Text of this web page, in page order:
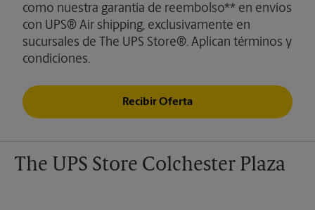
como nuestra garantía de reembolso** en envíos
con UPS® Air shipping, exclusivamente en
sucursales de The UPS Store®. Aplican términos y
condiciones.
Recibir Oferta
The UPS Store Colchester Plaza